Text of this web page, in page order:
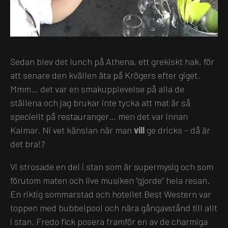
Sedan blev det lunch på Athena, ett grekiskt hak, för
att senare den kvällen äta på Krögers efter giget.
Mmm… det var en smakupplevelse på alla de
ställena och jag brukar inte tycka att mat är så
speciellt på restauranger… men det var innan
Kalmar. Ni vet känslan när man vill ge dricks – då är
det bra!?
Vi strosade en del i stan som är supermysig och som
förutom maten och live musiken “gjorde” hela resan.
En riktig sommarstad och hotellet Best Western var
toppen med bubbelpool och nära gångavstånd till allt
i stan. Fredo fick posera framför en av de charmiga